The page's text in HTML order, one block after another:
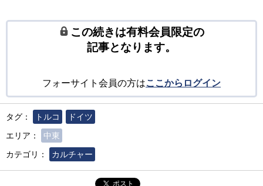
この続きは有料会員限定の
記事となります。
フォーサイト会員の方はここからログイン
タグ： トルコ
ドイツ
エリア：
中東
カテゴリ：
カルチャー
ポスト